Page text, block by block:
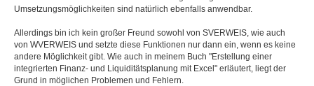
Umsetzungsmöglichkeiten sind natürlich ebenfalls anwendbar.
Allerdings bin ich kein großer Freund sowohl von SVERWEIS, wie auch
von WVERWEIS und setzte diese Funktionen nur dann ein, wenn es keine
andere Möglichkeit gibt. Wie auch in meinem Buch "Erstellung einer
integrierten Finanz- und Liquiditätsplanung mit Excel" erläutert, liegt der
Grund in möglichen Problemen und Fehlern.